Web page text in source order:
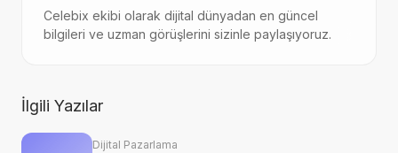
Celebix ekibi olarak dijital dünyadan en güncel
bilgileri ve uzman görüşlerini sizinle paylaşıyoruz.
İlgili Yazılar
Dijital Pazarlama